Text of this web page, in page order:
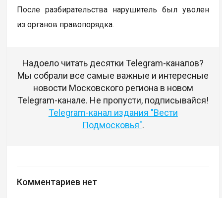
После разбирательства нарушитель был уволен
из органов правопорядка.
Надоело читать десятки Telegram-каналов?
Мы собрали все самые важные и интересные
новости Московского региона в новом
Telegram-канале. Не пропусти, подписывайся!
Telegram-канал издания "Вести
Подмосковья".
Комментариев нет